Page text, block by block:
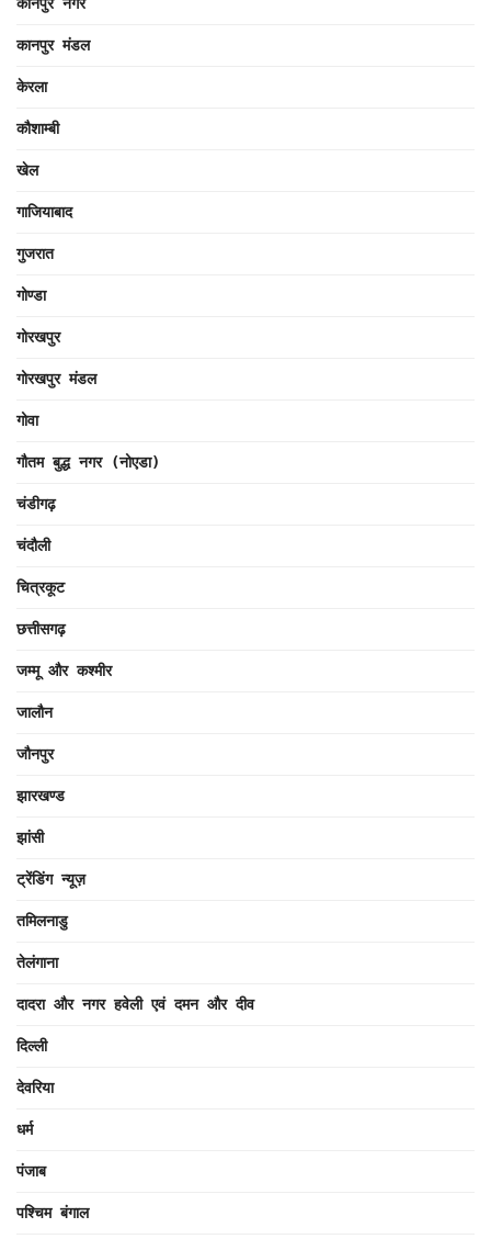
कानपुर मंडल
केरला
कौशाम्बी
खेल
गाजियाबाद
गुजरात
गोण्डा
गोरखपुर
गोरखपुर मंडल
गोवा
गौतम बुद्ध नगर (नोएडा)
चंडीगढ़
चंदौली
चित्रकूट
छत्तीसगढ़
जम्मू और कश्मीर
जालौन
जौनपुर
झारखण्ड
झांसी
ट्रेंडिंग न्यूज़
तमिलनाडु
तेलंगाना
दादरा और नगर हवेली एवं दमन और दीव
दिल्ली
देवरिया
धर्म
पंजाब
पश्चिम बंगाल